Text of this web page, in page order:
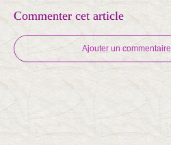
Commenter cet article
Ajouter un commentaire